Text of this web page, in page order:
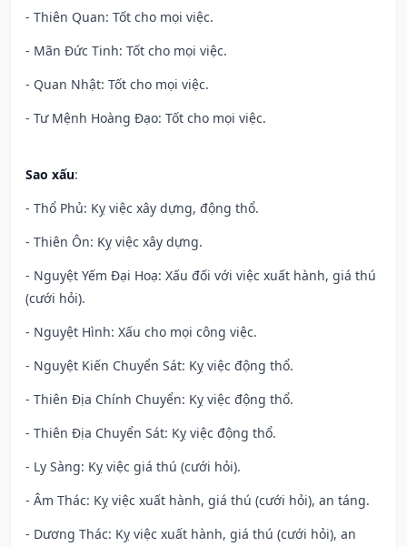
- Thiên Quan: Tốt cho mọi việc.
- Mãn Đức Tinh: Tốt cho mọi việc.
- Quan Nhật: Tốt cho mọi việc.
- Tư Mệnh Hoàng Đạo: Tốt cho mọi việc.
Sao xấu:
- Thổ Phủ: Kỵ việc xây dựng, động thổ.
- Thiên Ôn: Kỵ việc xây dựng.
- Nguyệt Yếm Đại Hoạ: Xấu đối với việc xuất hành, giá thú
(cưới hỏi).
- Nguyệt Hình: Xấu cho mọi công việc.
- Nguyệt Kiến Chuyển Sát: Kỵ việc động thổ.
- Thiên Địa Chính Chuyển: Kỵ việc động thổ.
- Thiên Địa Chuyển Sát: Kỵ việc động thổ.
- Ly Sàng: Kỵ việc giá thú (cưới hỏi).
- Âm Thác: Kỵ việc xuất hành, giá thú (cưới hỏi), an táng.
- Dương Thác: Kỵ việc xuất hành, giá thú (cưới hỏi), an